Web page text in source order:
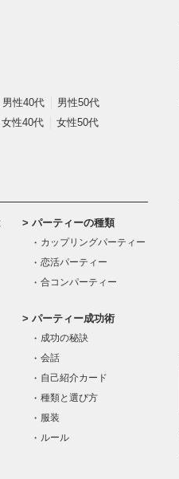
男性40代
男性50代
女性40代 女性50代
パーティーの種類
カップリングパーティー
恋活パーティー
合コンパーティー
パーティー成功術
成功の秘訣
会話
自己紹介カード
種類と選び方
服装
ルール